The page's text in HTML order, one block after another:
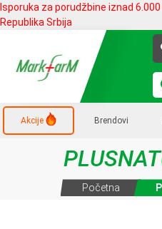
Isporuka za porudžbine iznad
Republika Srbija
Akcije Brendovi
Početna